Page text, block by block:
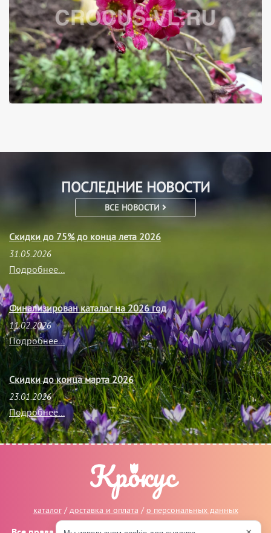
ПОСЛЕДНИЕ НОВОСТИ
ВСЕ НОВОСТИ
Скидки до 75% до конца лета 2026
31.05.2026
Подробнее...
Финализирован каталог на 2026 год
11.02.2026
Подробнее...
Скидки до конца марта 2026
23.01.2026
Подробнее...
каталог /доставка и оплата /о персональных данных